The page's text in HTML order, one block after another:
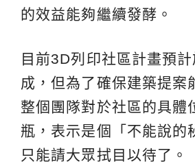
的效益能夠繼續發酵。
目前3D列印社區計畫預
成，但為了確保建築提案
整個團隊對於社區的具體
瓶，表示是個「不能說的
只能請大眾拭目以待了。